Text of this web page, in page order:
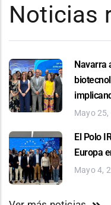
Noticias
Navarra
Mayo 25,
El Polo
Europa
Mayo 4,